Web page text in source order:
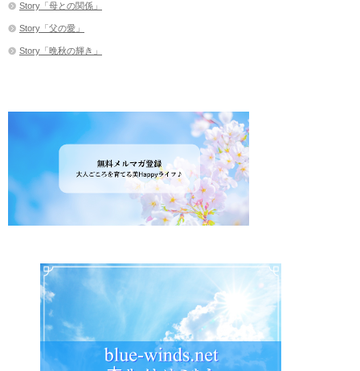
Story「母との関係」
Story「父の愛」
Story「晩秋の輝き」